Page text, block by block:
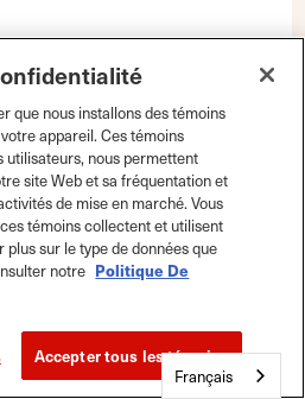
Carte | Enregistrer
Français
que nous installons des témoins
appareil. Ces témoins
utilisateurs, nous permettent
site Web et sa fréquentation et
de mise en marché. Vous
témoins collectent et utilisent
plus sur le type de données que
notre Politique De
Accepter tous les témoins